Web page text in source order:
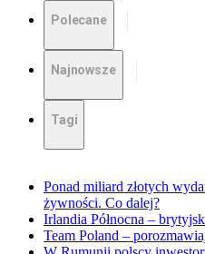
Polecane
Najnowsze
Tagi
Ponad miliard złotych
żywności. Co dalej?
Irlandia Północna –
Team Poland –